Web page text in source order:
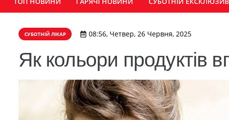
СУБОТНІЙ ЛІКАР 08:56, Четвер, 26 Червня, 2025
Як кольори продуктів